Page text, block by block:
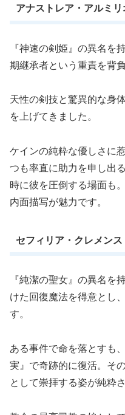
アナストレア・アルミリ
『神速の剣姫』の異名を
期継承者という重責を背負
天性の剣技と驚異的な身
を上げてきました。
ケインの純粋な優しさに
つも率直に助力を申し出
時に彼を圧倒する場面も
内面描写が魅力です。
セフィリア・クレメンス
『純潔の聖女』の異名を
けた回復魔法を得意とし
す。
ある事件で命を落とすも
実』で奇跡的に復活。そ
として崇拝する姿が純粋